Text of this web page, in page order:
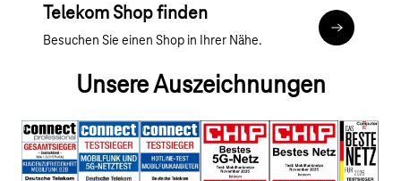
Telekom Shop finden
Besuchen Sie einen Shop in Ihrer Nähe. Zur Shop
Unsere Auszeichnungen